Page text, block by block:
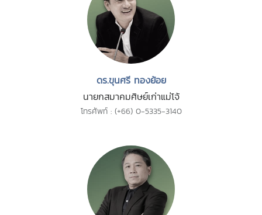
ดร.ขุนศรี ทองย้อย
นายกสมาคมศิษย์เก่าแม่โจ้
โทรศัพท์ : (+66) 0-5335-3140